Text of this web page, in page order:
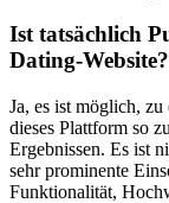
Ist tatsächlich
Dating-Website?
Ja, es ist möglich,
dieses Plattform so
Ergebnissen. Es ist
sehr prominente
Funktionalität,